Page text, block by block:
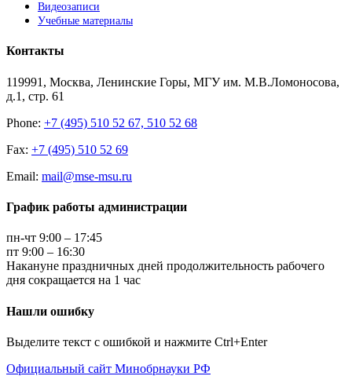
Видеозаписи
Учебные материалы
Контакты
119991, Москва, Ленинские Горы, МГУ им. М.В.Ломоносова,
д.1, стр. 61
Phone: +7 (495) 510 52 67, 510 52 68
Fax: +7 (495) 510 52 69
Email: mail@mse-msu.ru
График работы администрации
пн-чт 9:00 – 17:45
пт 9:00 – 16:30
Накануне праздничных дней продолжительность рабочего
дня сокращается на 1 час
Нашли ошибку
Выделите текст с ошибкой и нажмите Ctrl+Enter
Официальный сайт Минобрнауки РФ